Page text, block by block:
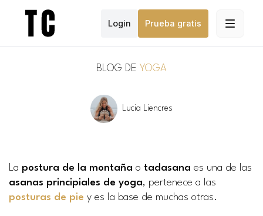
Login Prueba gratis
BLOG DE YOGA
Lucia Liencres
La postura de la montaña o tadasana es una de las
asanas principiales de yoga, pertenece a las
posturas de pie y es la base de muchas otras.